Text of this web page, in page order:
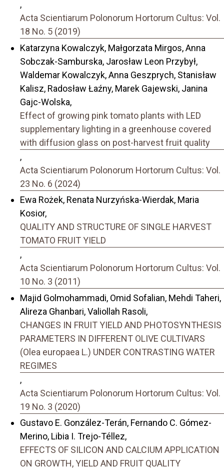
,
Acta Scientiarum Polonorum Hortorum Cultus: Vol.
18 No. 5 (2019)
Katarzyna Kowalczyk, Małgorzata Mirgos, Anna
Sobczak-Samburska, Jarosław Leon Przybył,
Waldemar Kowalczyk, Anna Geszprych, Stanisław
Kalisz, Radosław Łaźny, Marek Gajewski, Janina
Gajc-Wolska,
Effect of growing pink tomato plants with LED
supplementary lighting in a greenhouse covered
with diffusion glass on post-harvest fruit quality
,
Acta Scientiarum Polonorum Hortorum Cultus: Vol.
23 No. 6 (2024)
Ewa Rożek, Renata Nurzyńska-Wierdak, Maria
Kosior,
QUALITY AND STRUCTURE OF SINGLE HARVEST
TOMATO FRUIT YIELD
,
Acta Scientiarum Polonorum Hortorum Cultus: Vol.
10 No. 3 (2011)
Majid Golmohammadi, Omid Sofalian, Mehdi Taheri,
Alireza Ghanbari, Valiollah Rasoli,
CHANGES IN FRUIT YIELD AND PHOTOSYNTHESIS
PARAMETERS IN DIFFERENT OLIVE CULTIVARS
(Olea europaea L.) UNDER CONTRASTING WATER
REGIMES
,
Acta Scientiarum Polonorum Hortorum Cultus: Vol.
19 No. 3 (2020)
Gustavo E. González-Terán, Fernando C. Gómez-
Merino, Libia I. Trejo-Téllez,
EFFECTS OF SILICON AND CALCIUM APPLICATION
ON GROWTH, YIELD AND FRUIT QUALITY